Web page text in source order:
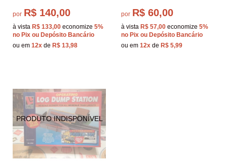
por R$ 140,00
à vista R$ 133,00 economize 5%
no Pix ou Depósito Bancário
ou em 12x de R$ 13,98
por R$ 60,00
à vista R$ 57,00 economize 5%
no Pix ou Depósito Bancário
ou em 12x de R$ 5,99